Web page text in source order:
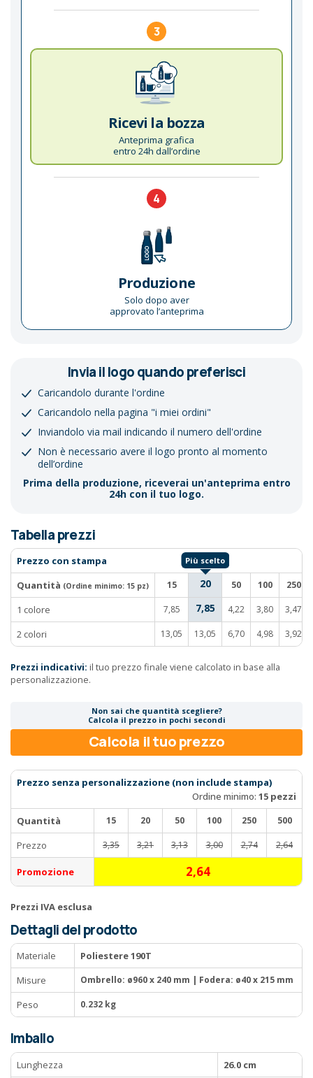
3
Ricevi la bozza
Anteprima grafica
entro 24h dall’ordine
4
Produzione
Solo dopo aver
approvato l’anteprima
Invia il logo quando preferisci
Caricandolo durante l'ordine
Caricandolo nella pagina "i miei ordini"
Inviandolo via mail indicando il numero dell'ordine
Non è necessario avere il logo pronto al momento
dell’ordine
Prima della produzione, riceverai un'anteprima entro
24h con il tuo logo.
Tabella prezzi
Prezzo con stampa
Quantità (Ordine minimo: 15 pz) 15 20 50 100 250
1 colore 7,85 7,85 4,22 3,80 3,47
2 colori 13,05 13,05 6,70 4,98 3,92
Prezzi indicativi: il tuo prezzo finale viene calcolato in base alla
personalizzazione.
Non sai che quantità scegliere?
Calcola il prezzo in pochi secondi
Calcola il tuo prezzo
Prezzo senza personalizzazione (non include stampa)
Ordine minimo: 15 pezzi
Quantità
15 20 50 100 250 500
Prezzo 3,35 3,21 3,13 3,00 2,74 2,64
Promozione 2,64
Prezzi IVA esclusa
Dettagli del prodotto
Materiale
Poliestere 190T
Misure
Ombrello: ø960 x 240 mm | Fodera: ø40 x 215 mm
Peso 0.232 kg
Imballo
Lunghezza
26.0 cm